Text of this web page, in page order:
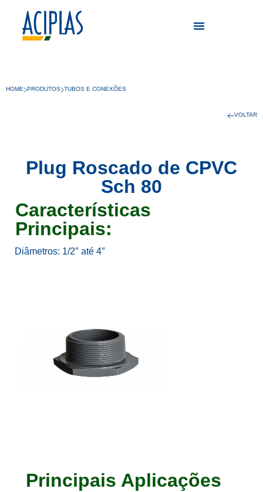
HOME PRODUTOS TUBOS E CONEXÕES
VOLTAR
Plug Roscado de CPVC
Sch 80
Características
Principais:
Diâmetros: 1/2″ até 4″
Principais Aplicações